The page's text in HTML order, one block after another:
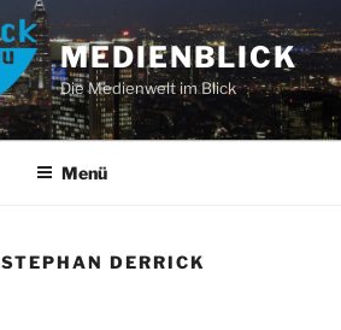
MEDIENBLICK
Die Medienwelt im Blick
Menü
STEPHAN DERRICK